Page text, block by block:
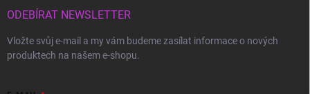
ODEBÍRAT NEWSLETTER
Vložte svůj e-mail a my vám budeme zasílat informace o nových
produktech na našem e-shopu.